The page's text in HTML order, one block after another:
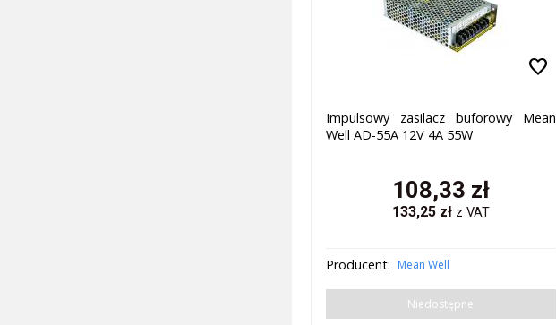
favorite
Impulsowy zasilacz buforowy Mean
Well AD-55A 12V 4A 55W
108,33 zł
133,25zł z VAT
Producent: Mean Well
Niedostępne